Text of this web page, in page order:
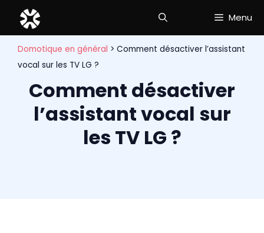
contenu
Menu
Domotique en général > Comment désactiver l’assistant
vocal sur les TV LG ?
Comment désactiver
l’assistant vocal sur
les TV LG ?